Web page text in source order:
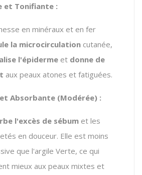
et Tonifiante :
en minéraux et en fer
la microcirculation cutanée,
l'épiderme et donne de
aux peaux atones et fatiguées.
Absorbante (Modérée) :
l'excès de sébum et les
en douceur. Elle est moins
que l'argile Verte, ce qui
mieux aux peaux mixtes et